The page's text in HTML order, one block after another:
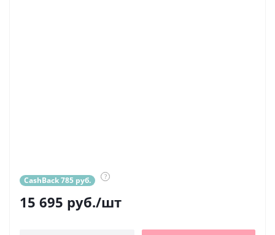
CashBack 785 руб. ?
15 695 руб./шт